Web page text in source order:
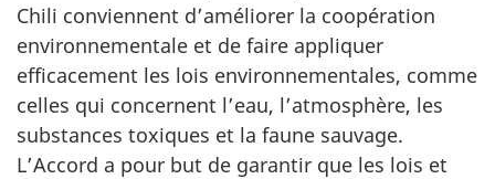
Chili conviennent d’améliorer la coopération
environnementale et de faire appliquer
efficacement les lois environnementales, comme
celles qui concernent l’eau, l’atmosphère, les
substances toxiques et la faune sauvage.
L’Accord a pour but de garantir que les lois et